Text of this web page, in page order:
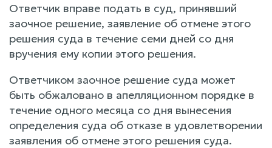
Ответчик вправе подать в суд, принявший
заочное решение, заявление об отмене этого
решения суда в течение семи дней со дня
вручения ему копии этого решения.
Ответчиком заочное решение суда может
быть обжаловано в апелляционном порядке в
течение одного месяца со дня вынесения
определения суда об отказе в удовлетворении
заявления об отмене этого решения суда.